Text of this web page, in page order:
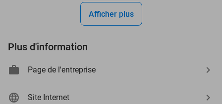
Afficher plus
Plus d'information
Page de l'entreprise
Site Internet